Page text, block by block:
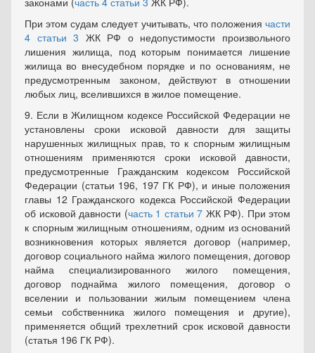
При этом судам следует учитывать, что положения части
4 статьи 3 ЖК РФ о недопустимости произвольного
лишения жилища, под которым понимается лишение
жилища во внесудебном порядке и по основаниям, не
предусмотренным законом, действуют в отношении
любых лиц, вселившихся в жилое помещение.
9. Если в Жилищном кодексе Российской Федерации не
установлены сроки исковой давности для защиты
нарушенных жилищных прав, то к спорным жилищным
отношениям применяются сроки исковой давности,
предусмотренные Гражданским кодексом Российской
Федерации (статьи 196, 197 ГК РФ), и иные положения
главы 12 Гражданского кодекса Российской Федерации
об исковой давности (часть 1 статьи 7 ЖК РФ). При этом
к спорным жилищным отношениям, одним из оснований
возникновения которых является договор (например,
договор социального найма жилого помещения, договор
найма специализированного жилого помещения,
договор поднайма жилого помещения, договор о
вселении и пользовании жилым помещением члена
семьи собственника жилого помещения и другие),
применяется общий трехлетний срок исковой давности
(статья 196 ГК РФ).